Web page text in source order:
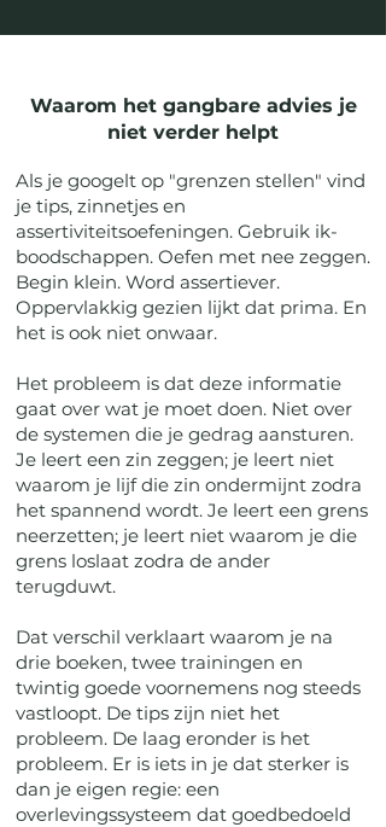
Waarom het gangbare advies je
niet verder helpt
Als je googelt op "grenzen stellen" vind
je tips, zinnetjes en
assertiviteitsoefeningen. Gebruik ik-
boodschappen. Oefen met nee zeggen.
Begin klein. Word assertiever.
Oppervlakkig gezien lijkt dat prima. En
het is ook niet onwaar.
Het probleem is dat deze informatie
gaat over wat je moet doen. Niet over
de systemen die je gedrag aansturen.
Je leert een zin zeggen; je leert niet
waarom je lijf die zin ondermijnt zodra
het spannend wordt. Je leert een grens
neerzetten; je leert niet waarom je die
grens loslaat zodra de ander
terugduwt.
Dat verschil verklaart waarom je na
drie boeken, twee trainingen en
twintig goede voornemens nog steeds
vastloopt. De tips zijn niet het
probleem. De laag eronder is het
probleem. Er is iets in je dat sterker is
dan je eigen regie: een
overlevingssysteem dat goedbedoeld